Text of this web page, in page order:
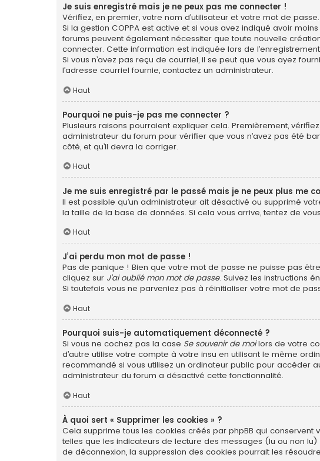
Je suis enregistré mais je ne peux pas me connecter !
Vérifiez, en premier, votre nom d’utilisateur et votre mot de
Si la gestion COPPA est active et si vous avez indiqué avoir
forums peuvent également nécessiter que toute nouvelle
connecter. Cette information est indiquée lors de
Si vous n’avez pas reçu de courriel, il se peut que vous ayez
l’adresse courriel fournie, contactez un administrateur.
Haut
Pourquoi ne puis-je pas me connecter ?
Plusieurs raisons pourraient expliquer cela. Premièrement,
administrateur du forum pour vérifier que vous n’avez pas été
côté, et qu’il devra la corriger.
Haut
Je me suis enregistré par le passé mais je ne peux plus me
Il est possible qu’un administrateur ait désactivé ou supprimé
la taille de la base de données. Si cela vous arrive, tentez de
Haut
J’ai perdu mon mot de passe !
Pas de panique ! Bien que votre mot de passe ne puisse pas
cliquez sur J’ai oublié mon mot de passe. Suivez les instructions
Si toutefois vous ne parveniez pas à réinitialiser votre mot de
Haut
Pourquoi suis-je automatiquement déconnecté ?
Si vous ne cochez pas la case Se souvenir de moilors de votre
d’autre utilise votre compte à votre insu en utilisant le même
recommandé si vous utilisez un ordinateur public pour accéder
administrateur du forum a désactivé cette fonctionnalité.
Haut
À quoi sert « Supprimer les cookies » ?
Cela supprime tous les cookies créés par phpBB qui conservent
telles que les indicateurs de lecture des messages (lu ou non
de déconnexion, la suppression des cookies pourrait les